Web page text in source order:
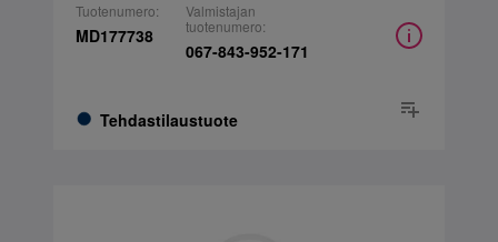
Tuotenumero:
MD177738
Tehdastilaustuote
Valmistajan
tuotenumero:
067-843-952-171